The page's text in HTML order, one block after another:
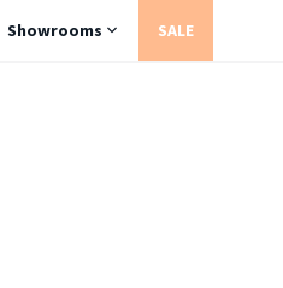
Showrooms SALE